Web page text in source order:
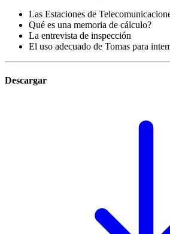
Las Estaciones de
Qué es una memoria de cálculo?
La entrevista de inspección
El uso adecuado de Tomas para
Descargar